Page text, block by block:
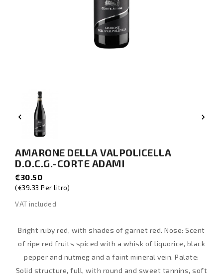
 
AMARONE DELLA VALPOLICELLA
D.O.C.G.-CORTE ADAMI
€30.50
(€39.33 Per litro)
VAT included
Bright ruby red, with shades of garnet red. Nose: Scent
of ripe red fruits spiced with a whisk of liquorice, black
pepper and nutmeg and a faint mineral vein. Palate:
Solid structure, full, with round and sweet tannins, soft